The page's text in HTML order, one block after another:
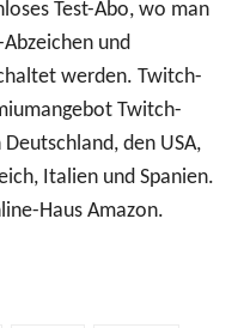
Test-Abo, wo man
und
werden. Twitch-
Twitch-
den USA,
Italien und Spanien.
Haus Amazon.